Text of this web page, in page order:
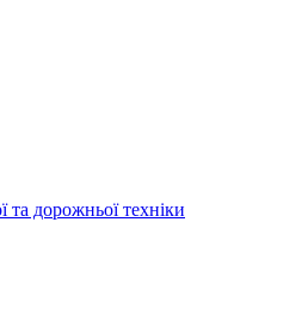
та дорожньої техніки